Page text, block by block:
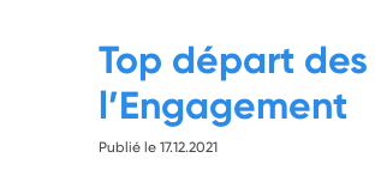
Top départ
l’Engagement
Publié le 17.12.2021